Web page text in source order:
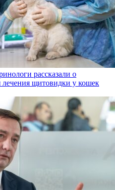
рассказали о
лечения щитовидки у кошек